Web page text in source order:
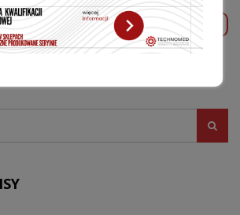
NASTĘPNY WPIS